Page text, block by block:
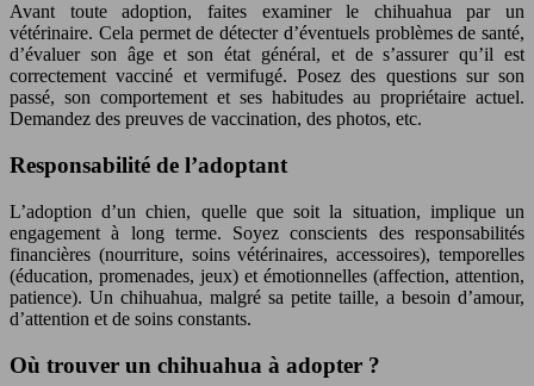
Avant toute adoption, faites examiner le chihuahua par un
vétérinaire. Cela permet de détecter d’éventuels problèmes de santé,
d’évaluer son âge et son état général, et de s’assurer qu’il est
correctement vacciné et vermifugé. Posez des questions sur son
passé, son comportement et ses habitudes au propriétaire actuel.
Demandez des preuves de vaccination, des photos, etc.
Responsabilité de l’adoptant
L’adoption d’un chien, quelle que soit la situation, implique un
engagement à long terme. Soyez conscients des responsabilités
financières (nourriture, soins vétérinaires, accessoires), temporelles
(éducation, promenades, jeux) et émotionnelles (affection, attention,
patience). Un chihuahua, malgré sa petite taille, a besoin d’amour,
d’attention et de soins constants.
Où trouver un chihuahua à adopter ?